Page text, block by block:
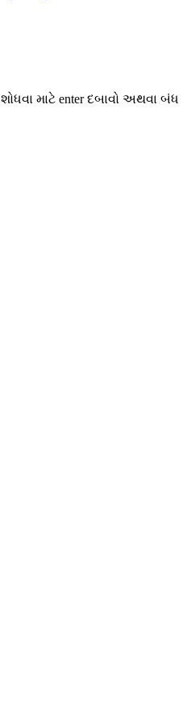
શોધવા માટે enter દબાવો અથવા બંધ